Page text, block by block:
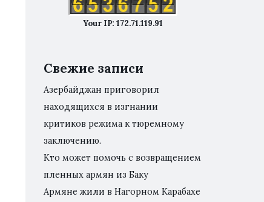
Your IP: 172.71.119.91
Свежие записи
Азербайджан приговорил
находящихся в изгнании
критиков режима к тюремному
заключению.
Кто может помочь с возвращением
пленных армян из Баку
Армяне жили в Нагорном Карабахе